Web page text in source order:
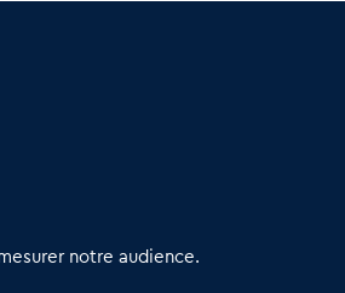
notre audience.